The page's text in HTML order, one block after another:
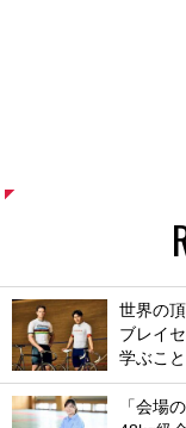
世界の
ブレイ
学ぶこ
「会場